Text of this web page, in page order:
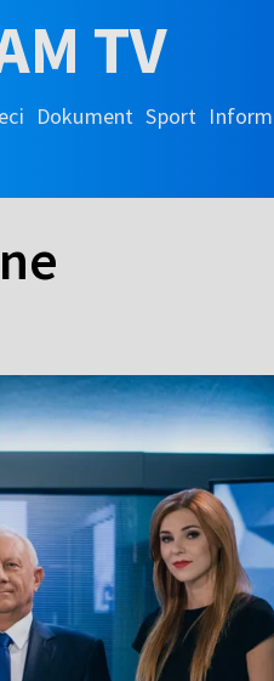
TV
Dokument Sport